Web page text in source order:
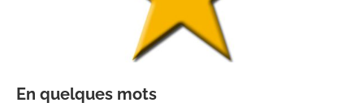
En quelques mots